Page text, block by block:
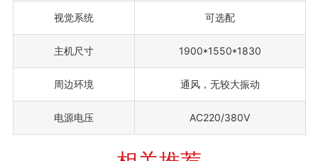
视觉系统 可选配
主机尺寸 1900*1550*1830
周边环境 通风，无较大振动
电源电压 AC220/380V